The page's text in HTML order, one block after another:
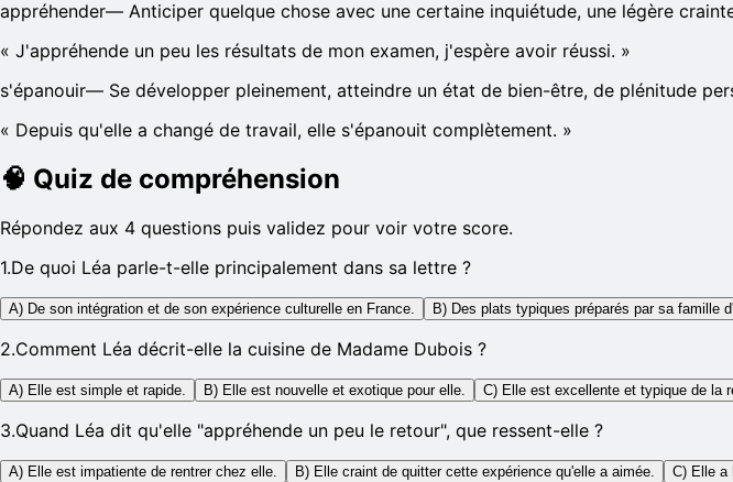
appréhender— Anticiper quelque chose avec une certaine inquiétude, une légère
« J'appréhende un peu les résultats de mon examen, j'espère avoir réussi. »
s'épanouir— Se développer pleinement, atteindre un état de bien-être, de plénitude
« Depuis qu'elle a changé de travail, elle s'épanouit complètement. »
🧠 Quiz de compréhension
Répondez aux 4 questions puis validez pour voir votre score.
1.De quoi Léa parle-t-elle principalement dans sa lettre ?
A) De son intégration et de son expérience culturelle en France. B) Des plats typiques préparés par sa famille
2.Comment Léa décrit-elle la cuisine de Madame Dubois ?
A) Elle est simple et rapide. B) Elle est nouvelle et exotique pour elle. C) Elle est excellente et typique de la
3.Quand Léa dit qu'elle "appréhende un peu le retour", que ressent-elle ?
A) Elle est impatiente de rentrer chez elle. B) Elle craint de quitter cette expérience qu'elle a aimée. C) Elle a